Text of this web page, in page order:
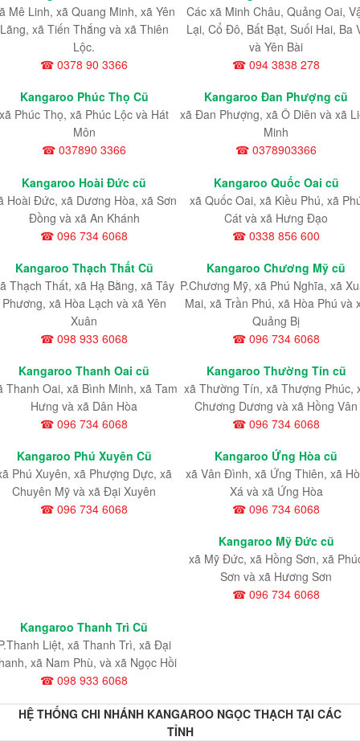
Mê Linh, xã Quang Minh, xã Yên
Lãng, xã Tiến Thắng và xã Thiên
Lộc.
☎ 0378 90 3366
Các xã Minh Châu, Quảng Oai,
Lại, Cổ Đô, Bất Bạt, Suối Hai, Ba
và Yên Bài
☎ 094 3838 278
Kangaroo Phúc Thọ Cũ
xã Phúc Thọ, xã Phúc Lộc và Hát
Môn
☎ 037890 3366
Kangaroo Đan Phượng cũ
xã Đan Phượng, xã Ô Diên và xã
Minh
☎ 0378903366
Kangaroo Hoài Đức cũ
Hoài Đức, xã Dương Hòa, xã Sơn
Đồng và xã An Khánh
☎ 096 734 6068
Kangaroo Quốc Oai cũ
xã Quốc Oai, xã Kiều Phú, xã
Cát và xã Hưng Đạo
☎ 0338 856 600
Kangaroo Thạch Thất Cũ
Thạch Thất, xã Hạ Bằng, xã Tây
Phương, xã Hòa Lạch và xã Yên
Xuân
☎ 098 933 6068
Kangaroo Chương Mỹ cũ
P.Chương Mỹ, xã Phú Nghĩa, xã
Mai, xã Trần Phú, xã Hòa Phú và
Quảng Bị
☎ 096 734 6068
Kangaroo Thanh Oai cũ
Thanh Oai, xã Bình Minh, xã Tam
Hưng và xã Dân Hòa
☎ 096 734 6068
Kangaroo Thường Tín cũ
xã Thường Tín, xã Thượng Phúc,
Chương Dương và xã Hồng Vân
☎ 096 734 6068
Kangaroo Phú Xuyên Cũ
Phú Xuyên, xã Phượng Dực, xã
Chuyên Mỹ và xã Đại Xuyên
☎ 096 734 6068
Kangaroo Ứng Hòa cũ
xã Vân Đình, xã Ứng Thiên, xã
Xá và xã Ứng Hòa
☎ 096 734 6068
Kangaroo Mỹ Đức cũ
xã Mỹ Đức, xã Hồng Sơn, xã
Sơn và xã Hương Sơn
☎ 096 734 6068
Kangaroo Thanh Trì Cũ
Liệt, xã Thanh Trì, xã Đại
xã Nam Phù, và xã Ngọc Hồi
☎ 098 933 6068
HỆ THỐNG CHI NHÁNH KANGAROO NGỌC THẠCH TẠI CÁC
TỈNH